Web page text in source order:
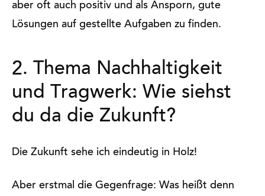
aber oft auch positiv und als Ansporn, gute
Lösungen auf gestellte Aufgaben zu finden.
2. Thema Nachhaltigkeit
und Tragwerk: Wie siehst
du da die Zukunft?
Die Zukunft sehe ich eindeutig in Holz!
Aber erstmal die Gegenfrage: Was heißt denn